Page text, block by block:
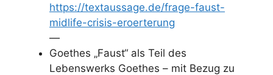
https://textaussage.de/frage-faust-
midlife-crisis-eroerterung
—
Goethes „Faust“ als Teil des
Lebenswerks Goethes – mit Bezug zu